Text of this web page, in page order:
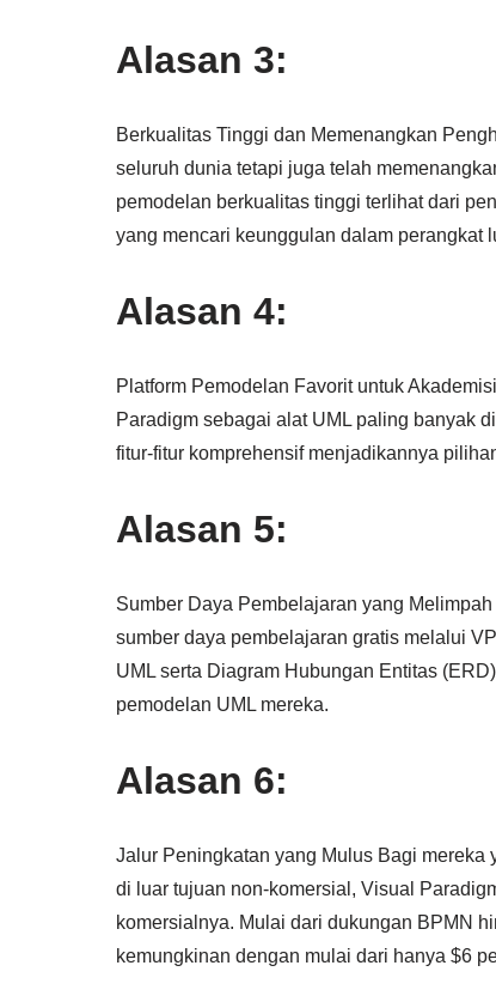
Alasan 3:
Berkualitas Tinggi dan Memenangkan
seluruh dunia tetapi juga telah
pemodelan berkualitas tinggi terlihat dari
yang mencari keunggulan dalam perangkat
Alasan 4:
Platform Pemodelan Favorit untuk
Paradigm sebagai alat UML paling banyak
fitur-fitur komprehensif menjadikannya
Alasan 5:
Sumber Daya Pembelajaran yang
sumber daya pembelajaran gratis melalui
UML serta Diagram Hubungan Entitas
pemodelan UML mereka.
Alasan 6:
Jalur Peningkatan yang Mulus Bagi
di luar tujuan non-komersial, Visual
komersialnya. Mulai dari dukungan BPMN
kemungkinan dengan mulai dari hanya $6